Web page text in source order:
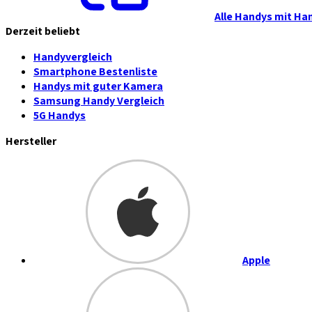
Alle Handys mit
Derzeit beliebt
Handyvergleich
Smartphone Bestenliste
Handys mit guter Kamera
Samsung Handy Vergleich
5G Handys
Hersteller
Apple